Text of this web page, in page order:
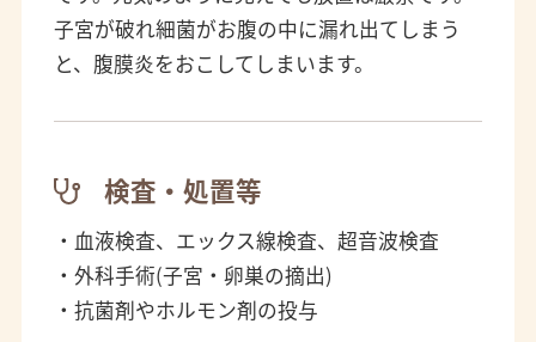
子宮が破れ細菌がお腹の中に漏れ出てしまう
と、腹膜炎をおこしてしまいます。
検査・処置等
・血液検査、エックス線検査、超音波検査
・外科手術(子宮・卵巣の摘出)
・抗菌剤やホルモン剤の投与